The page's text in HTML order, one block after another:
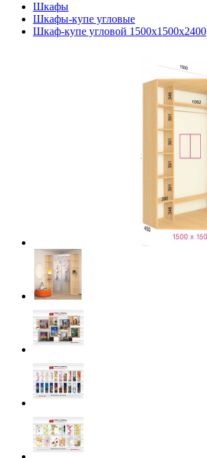
Шкафы
Шкафы-купе угловые
Шкаф-купе угловой 1500х1500х2400